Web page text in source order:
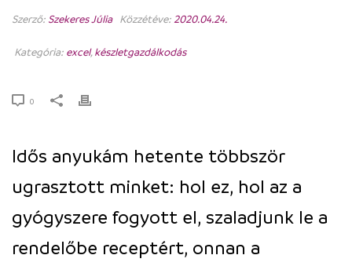
Szerző: Szekeres Júlia Közzétéve: 2020.04.24.
Kategória: excel, készletgazdálkodás
0
Idős anyukám hetente többször
ugrasztott minket: hol ez, hol az a
gyógyszere fogyott el, szaladjunk le a
rendelőbe receptért, onnan a